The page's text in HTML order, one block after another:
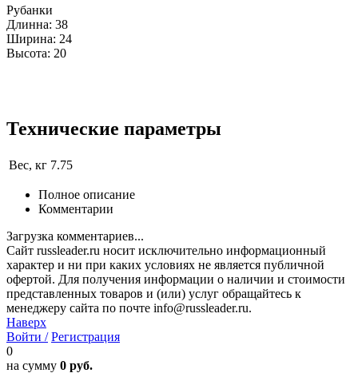
Рубанки
Длинна: 38
Ширина: 24
Высота: 20
Технические параметры
Вес, кг 7.75
Полное описание
Комментарии
Загрузка комментариев...
Сайт russleader.ru носит исключительно информационный
характер и ни при каких условиях не является публичной
офертой. Для получения информации о наличии и стоимости
представленных товаров и (или) услуг обращайтесь к
менеджеру сайта по почте info@russleader.ru.
Наверх
Войти / Регистрация
0
на сумму 0 руб.